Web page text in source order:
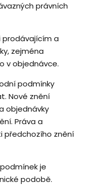
právních
prodávajícím a
zejména
v objednávce.
podmínky
Nové znění
objednávky
Práva a
předchozího znění
je
podobě.